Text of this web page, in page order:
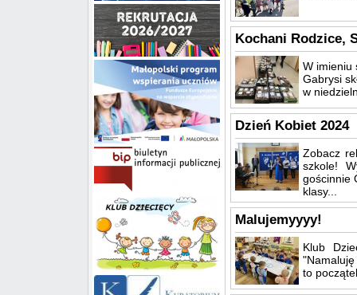
Kochani Rodzice,
W imieniu
Gabrysi
w
Dzień Kobiet 2024
Zobacz
szkole!
gościnnie
klasy...
Malujemyyyy!
Klub
to